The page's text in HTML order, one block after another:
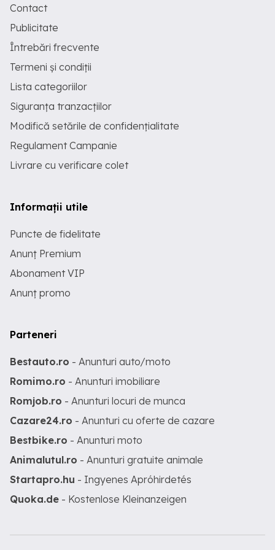
Contact
Publicitate
Întrebări frecvente
Termeni și condiții
Lista categoriilor
Siguranța tranzacțiilor
Modifică setările de confidențialitate
Regulament Campanie
Livrare cu verificare colet
Informații utile
Puncte de fidelitate
Anunț Premium
Abonament VIP
Anunț promo
Parteneri
Bestauto.ro - Anunturi auto/moto
Romimo.ro - Anunturi imobiliare
Romjob.ro - Anunturi locuri de munca
Cazare24.ro - Anunturi cu oferte de cazare
Bestbike.ro - Anunturi moto
Animalutul.ro - Anunturi gratuite animale
Startapro.hu - Ingyenes Apróhirdetés
Quoka.de - Kostenlose Kleinanzeigen